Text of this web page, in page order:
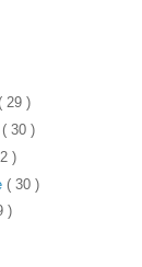
29 )
( 30 )
)
( 30 )
)